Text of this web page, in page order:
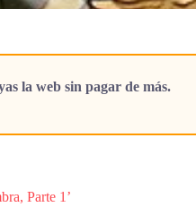
la web sin pagar de más.
Parte 1’